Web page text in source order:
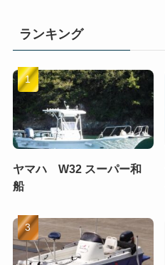
ランキング
ヤマハ W32 スーパー和
船